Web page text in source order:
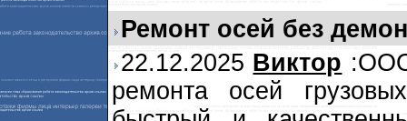
Ремонт осей без
22.12.2025 Виктор
ремонта осей